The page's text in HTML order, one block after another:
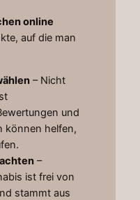
online
auf die man
– Nicht
und
können helfen,
–
ist frei von
stammt aus